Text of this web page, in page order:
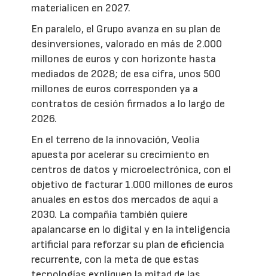
materialicen en 2027.
En paralelo, el Grupo avanza en su plan de
desinversiones, valorado en más de 2.000
millones de euros y con horizonte hasta
mediados de 2028; de esa cifra, unos 500
millones de euros corresponden ya a
contratos de cesión firmados a lo largo de
2026.
En el terreno de la innovación, Veolia
apuesta por acelerar su crecimiento en
centros de datos y microelectrónica, con el
objetivo de facturar 1.000 millones de euros
anuales en estos dos mercados de aquí a
2030. La compañía también quiere
apalancarse en lo digital y en la inteligencia
artificial para reforzar su plan de eficiencia
recurrente, con la meta de que estas